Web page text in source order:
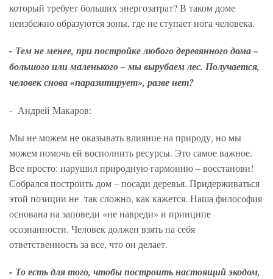
который требует больших энергозатрат? В таком доме
неизбежно образуются зоны, где не ступает нога человека.
- Тем не менее, при постройке любого деревянного дома –
большого или маленького – мы вырубаем лес. Получается,
человек снова «паразитирует», разве нет?
- Андрей Макаров:
Мы не можем не оказывать влияние на природу, но мы
можем помочь ей восполнить ресурсы. Это самое важное.
Все просто: нарушил природную гармонию – восстанови!
Собрался построить дом – посади деревья. Придерживаться
этой позиции не так сложно, как кажется. Наша философия
основана на заповеди «не навреди» и принципе
осознанности. Человек должен взять на себя
ответственность за все, что он делает.
- То есть для того, чтобы построить настоящий экодом,